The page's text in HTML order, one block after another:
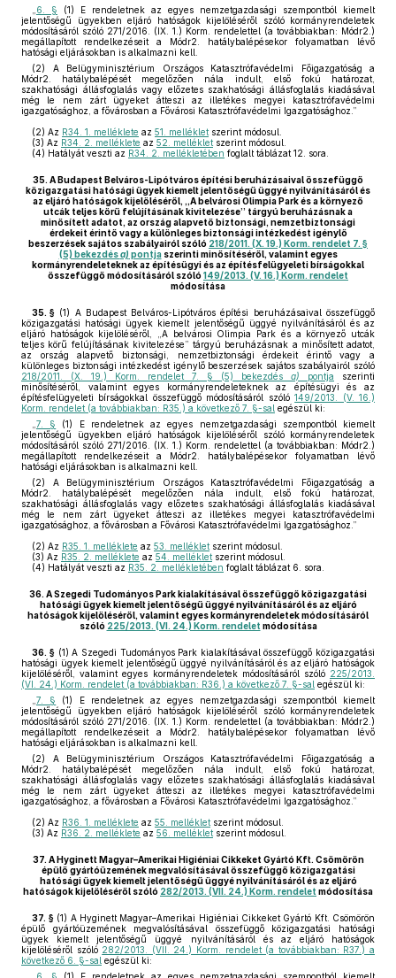
6. § (1) E rendeletnek az egyes nemzetgazdasági szempontból kiemelt
jelentőségű ügyekben eljáró hatóságok kijelöléséről szóló kormányrendeletek
módosításáról szóló 271/2016. (IX. 1.) Korm. rendelettel (a továbbiakban: Módr2.)
megállapított rendelkezéseit a Módr2. hatálybalépésekor folyamatban lévő
hatósági eljárásokban is alkalmazni kell.
(2) A Belügyminisztérium Országos Katasztrófavédelmi Főigazgatóság a
Módr2. hatálybalépését megelőzően nála indult, első fokú határozat,
szakhatósági állásfoglalás vagy előzetes szakhatósági állásfoglalás kiadásával
még le nem zárt ügyeket átteszi az illetékes megyei katasztrófavédelmi
igazgatósághoz, a fővárosban a Fővárosi Katasztrófavédelmi Igazgatósághoz.”
(2) Az R34. 1. melléklete az 51. melléklet szerint módosul.
(3) Az R34. 2. melléklete az 52. melléklet szerint módosul.
(4) Hatályát veszti az R34. 2. mellékletében foglalt táblázat 12. sora.
35. A Budapest Belváros-Lipótváros építési beruházásaival összefüggő
közigazgatási hatósági ügyek kiemelt jelentőségű üggyé nyilvánításáról és
az eljáró hatóságok kijelöléséről, „A belvárosi Olimpia Park és a környező
utcák teljes körű felújításának kivitelezése” tárgyú beruházásnak a
minősített adatot, az ország alapvető biztonsági, nemzetbiztonsági
érdekeit érintő vagy a különleges biztonsági intézkedést igénylő
beszerzések sajátos szabályairól szóló 218/2011. (X. 19.) Korm. rendelet 7. §
(5) bekezdésa) pontjaszerinti minősítéséről, valamint egyes
kormányrendeleteknek az építésügyi és az építésfelügyeleti bírságokkal
összefüggő módosításáról szóló 149/2013. (V. 16.) Korm. rendelet
módosítása
35. § (1) A Budapest Belváros-Lipótváros építési beruházásaival összefüggő
közigazgatási hatósági ügyek kiemelt jelentőségű üggyé nyilvánításáról és az
eljáró hatóságok kijelöléséről, „A belvárosi Olimpia Park és a környező utcák
teljes körű felújításának kivitelezése” tárgyú beruházásnak a minősített adatot,
az ország alapvető biztonsági, nemzetbiztonsági érdekeit érintő vagy a
különleges biztonsági intézkedést igénylő beszerzések sajátos szabályairól szóló
218/2011. (X. 19.) Korm. rendelet 7. § (5) bekezdés a) pontja szerinti
minősítéséről, valamint egyes kormányrendeleteknek az építésügyi és az
építésfelügyeleti bírságokkal összefüggő módosításáról szóló149/2013. (V. 16.)
Korm. rendelet (a továbbiakban: R35.) a következő 7. §-sal egészül ki:
7. §
(1) E rendeletnek az egyes nemzetgazdasági szempontból kiemelt
jelentőségű ügyekben eljáró hatóságok kijelöléséről szóló kormányrendeletek
módosításáról szóló 271/2016. (IX. 1.) Korm. rendelettel (a továbbiakban: Módr2.)
megállapított rendelkezéseit a Módr2. hatálybalépésekor folyamatban lévő
hatósági eljárásokban is alkalmazni kell.
(2) A Belügyminisztérium Országos Katasztrófavédelmi Főigazgatóság a
Módr2. hatálybalépését megelőzően nála indult, első fokú határozat,
szakhatósági állásfoglalás vagy előzetes szakhatósági állásfoglalás kiadásával
még le nem zárt ügyeket átteszi az illetékes megyei katasztrófavédelmi
igazgatósághoz, a fővárosban a Fővárosi Katasztrófavédelmi Igazgatósághoz.”
(2) Az R35. 1. melléklete az 53. melléklet szerint módosul.
(3) Az R35. 2. melléklete az 54. melléklet szerint módosul.
(4) Hatályát veszti az R35. 2. mellékletében foglalt táblázat 6. sora.
36. A Szegedi Tudományos Park kialakításával összefüggő közigazgatási
hatósági ügyek kiemelt jelentőségű üggyé nyilvánításáról és az eljáró
hatóságok kijelöléséről, valamint egyes kormányrendeletek módosításáról
szóló 225/2013. (VI. 24.) Korm. rendelet módosítása
36. § (1) A Szegedi Tudományos Park kialakításával összefüggő közigazgatási
hatósági ügyek kiemelt jelentőségű üggyé nyilvánításáról és az eljáró hatóságok
kijelöléséről, valamint egyes kormányrendeletek módosításáról szóló 225/2013.
(VI. 24.) Korm. rendelet (a továbbiakban: R36.) a következő 7. §-sal egészül ki:
7. §
(1) E rendeletnek az egyes nemzetgazdasági szempontból kiemelt
jelentőségű ügyekben eljáró hatóságok kijelöléséről szóló kormányrendeletek
módosításáról szóló 271/2016. (IX. 1.) Korm. rendelettel (a továbbiakban: Módr2.)
megállapított rendelkezéseit a Módr2. hatálybalépésekor folyamatban lévő
hatósági eljárásokban is alkalmazni kell.
(2) A Belügyminisztérium Országos Katasztrófavédelmi Főigazgatóság a
Módr2. hatálybalépését megelőzően nála indult, első fokú határozat,
szakhatósági állásfoglalás vagy előzetes szakhatósági állásfoglalás kiadásával
még le nem zárt ügyeket átteszi az illetékes megyei katasztrófavédelmi
igazgatósághoz, a fővárosban a Fővárosi Katasztrófavédelmi Igazgatósághoz.”
(2) Az R36. 1. melléklete az 55. melléklet szerint módosul.
(3) Az R36. 2. melléklete az 56. melléklet szerint módosul.
37. A Hyginett Magyar–Amerikai Higiéniai Cikkeket Gyártó Kft. Csömörön
épülő gyártóüzemének megvalósításával összefüggő közigazgatási
hatósági ügyek kiemelt jelentőségű üggyé nyilvánításáról és az eljáró
hatóságok kijelöléséről szóló 282/2013. (VII. 24.) Korm. rendelet módosítása
37. § (1) A Hyginett Magyar–Amerikai Higiéniai Cikkeket Gyártó Kft. Csömörön
épülő gyártóüzemének megvalósításával összefüggő közigazgatási hatósági
ügyek kiemelt jelentőségű üggyé nyilvánításáról és az eljáró hatóságok
kijelöléséről szóló 282/2013. (VII. 24.) Korm. rendelet (a továbbiakban: R37.) a
következő 6. §-sal egészül ki: